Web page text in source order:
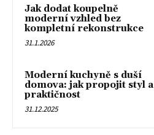
Jak dodat koupelně
moderní vzhled bez
kompletní rekonstrukce
31.1.2026
Moderní kuchyně s duší
domova: jak propojit styl a
praktičnost
31.12.2025